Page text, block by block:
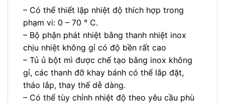
– Có thể thiết lập nhiệt độ thích hợp trong
phạm vi: 0 – 70 ° C.
– Bộ phận phát nhiệt bằng thanh nhiệt inox
chịu nhiệt không gỉ có độ bền rất cao
– Tủ ủ bột mì được chế tạo bằng inox không
gỉ, các thanh đỡ khay bánh có thể lắp đặt,
tháo lắp, thay thế dễ dàng.
– Có thể tùy chỉnh nhiệt độ theo yêu cầu phù